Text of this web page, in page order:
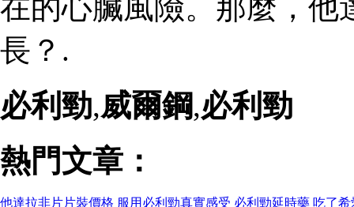
在的心臟風險。那麼，他
長？.
必利勁,威爾鋼,必利勁
熱門文章：
他達拉非片片裝價格 服用必利勁真實感受 必利勁延時藥 吃了